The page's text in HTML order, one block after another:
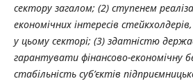
сектору загалом; (2) ступенем
економічних інтересів
у цьому секторі; (3) здатністю
гарантувати фінансово-економічну
стабільність суб’єктів